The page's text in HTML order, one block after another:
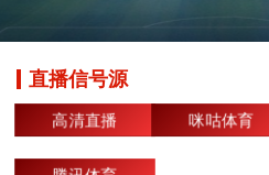
直播信号源
高清直播 咪咕体育